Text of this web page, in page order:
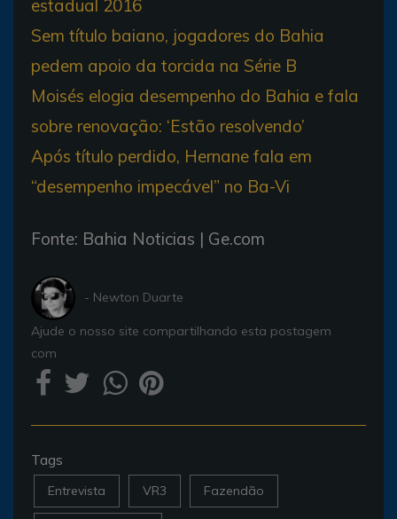
estadual 2016
Sem título baiano, jogadores do Bahia
pedem apoio da torcida na Série B
Moisés elogia desempenho do Bahia e fala
sobre renovação: ‘Estão resolvendo’
Após título perdido, Hernane fala em
“desempenho impecável” no Ba-Vi
Fonte: Bahia Noticias | Ge.com
- Newton Duarte
Ajude o nosso site compartilhando esta postagem
com
Tags
Entrevista VR3 Fazendão